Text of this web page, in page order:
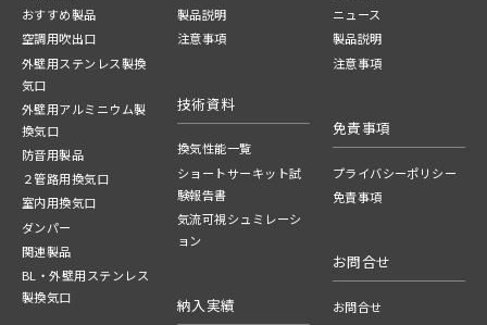
おすすめ製品
空調用吹出口
外壁用ステンレス製換
気口
外壁用アルミニウム製
換気口
防音用製品
２管路用換気口
室内用換気口
ダンパー
関連製品
BL・外壁用ステンレス
製換気口
製品説明
注意事項
技術資料
換気性能一覧
ショートサーキット試
験報告書
気流可視シュミレーシ
ョン
納入実績
ニュース
製品説明
注意事項
免責事項
プライバシーポリシー
免責事項
お問合せ
お問合せ